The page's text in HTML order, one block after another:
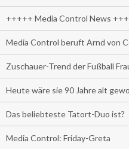
+++++ Media Control News
Media Control beruft Arnd von
Zuschauer-Trend der Fußball
Heute wäre sie 90 Jahre alt
Das beliebteste Tatort-Duo ist?
Media Control: Friday-Greta